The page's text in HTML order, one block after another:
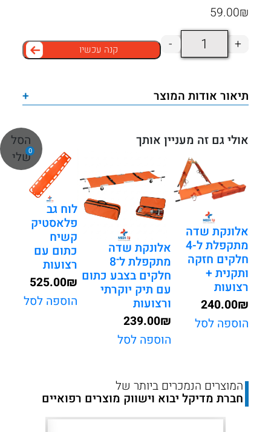
0
הסל
שלי
₪
59.00
+ כמות
של
בטיחות
רצועה
2
FERNO
אבזם
בטיחותי
- קנה עכשיו
תיאור אודות המוצר +
אולי גם זה מעניין אותך
אלונקת שדה
מתקפלת ל-4
חלקים חזקה
ותקנית +
רצועות
₪
240.00
הוספה לסל
אלונקת שדה
מתקפלת ל־8
חלקים בצבע כתום
עם תיק יוקרתי
ורצועות
₪
239.00
הוספה לסל
לוח גב
פלאסטיק
קשיח
כתום עם
רצועות
₪
525.00
הוספה לסל
המוצרים הנמכרים ביותר של
חברת מדיקל יבוא וישווק מוצרים רפואיים